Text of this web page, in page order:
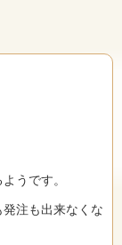
うです。
注も出来なくな